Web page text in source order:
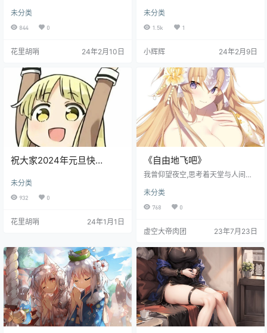
高！
未分类
844 0
花里胡哨 24年2月10日
分，积分越多，解锁更多功能，不
受论坛限制！ 7E9D28E022CC6A5
E7F30C1C798565BED2BAA5E5A
BC7A4B3BBE958923137D37722
7F6B…
未分类
1.5k 1
小辉辉 24年2月9日
祝大家2024年元旦快
未分类
932 0
花里胡哨 24年1月1日
《自由地飞吧》
我曾仰望夜空,思考着天堂与人间的
我活在这残酷而又美丽的世界里，
而我那颗玻璃般的心早已支离破碎!
我看到那些向别人丢出石头的人脸
被石头砸中的人充满了无助和悲伤!
么遥远！ 他们肆意妄为，他们一次
次的隐忍，他们冷冷的看着！ 当有
一天，他们开始反抗，那一刻他们
的声音响彻天际。 那无助的嘶吼
声，在每一个夜晚在他…
未分类
768 0
虚空大帝肉团 23年7月23日